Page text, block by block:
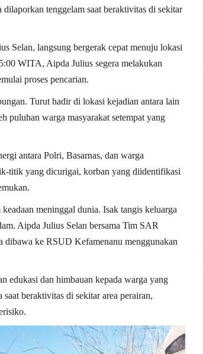
tenggelam saat beraktivitas di sekitar
Selan, langsung bergerak cepat menuju lokasi
WITA, Aipda Julius segera melakukan
proses pencarian.
Turut hadir di lokasi kejadian antara lain
puluhan warga masyarakat setempat yang
antara Polri, Basarnas, dan warga
titik yang dicurigai, korban yang diidentifikasi
meninggal dunia. Isak tangis keluarga
Aipda Julius Selan bersama Tim SAR
dibawa ke RSUD Kefamenanu menggunakan
edukasi dan himbauan kepada warga yang
beraktivitas di sekitar area perairan,
Polwan ke-76, Kapolri Apresiasi
yang Ditorehkan...
Polres Timor Tengah Utara Okt 3, 2024 1289